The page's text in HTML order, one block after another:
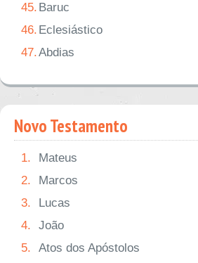
45. Baruc
46. Eclesiástico
47.Abdias
Novo Testamento
1.
Mateus
2.
Marcos
3.
Lucas
4.
João
5.
Atos dos Apóstolos